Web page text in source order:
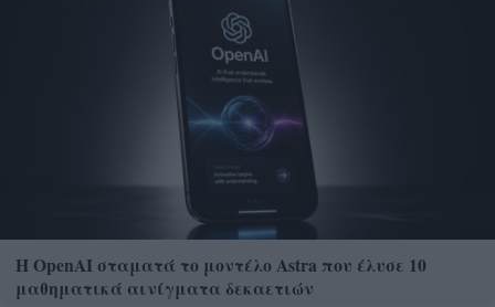
Η OpenAI σταματά το μοντέλο Astra που έλυσε 10
μαθηματικά αινίγματα δεκαετιών